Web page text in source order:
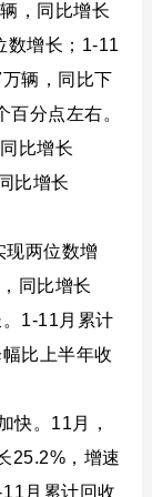
，同比增长
数增长；1-11
辆，同比下
分点左右。
比增长
比增长
两位数增
同比增长
1-11月累计
比上半年收
快。11月，
25.2%，增速
月累计回收
转矩能够控制在